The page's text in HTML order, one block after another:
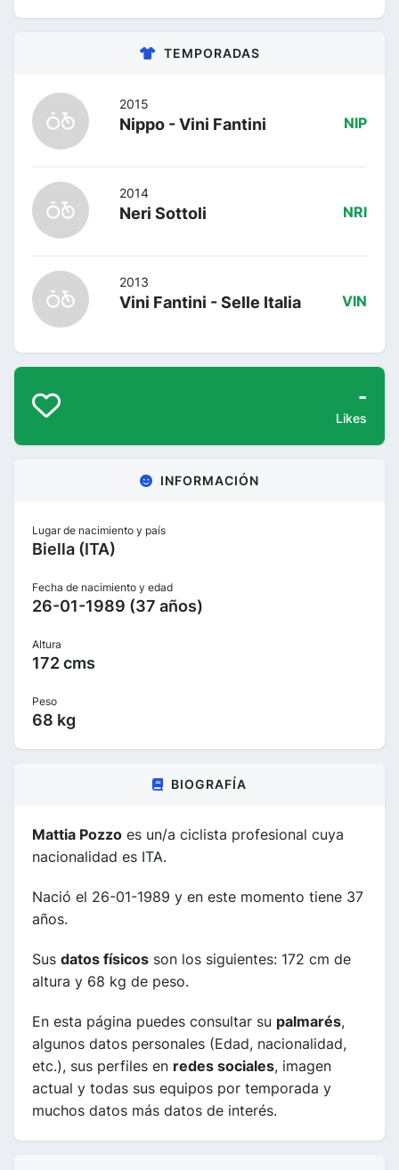
TEMPORADAS
2015
Nippo - Vini Fantini NIP
2014
Neri Sottoli NRI
2013
Vini Fantini - Selle Italia VIN
-
Likes
INFORMACIÓN
Lugar de nacimiento y país
Biella (ITA)
Fecha de nacimiento y edad
26-01-1989 (37 años)
Altura
172 cms
Peso
68 kg
BIOGRAFÍA
Mattia Pozzo es un/a ciclista profesional cuya
nacionalidad es ITA.
Nació el 26-01-1989 y en este momento tiene 37
años.
Sus datos físicos son los siguientes: 172 cm de
altura y 68 kg de peso.
En esta página puedes consultar su palmarés,
algunos datos personales (Edad, nacionalidad,
etc.), sus perfiles en redes sociales, imagen
actual y todas sus equipos por temporada y
muchos datos más datos de interés.